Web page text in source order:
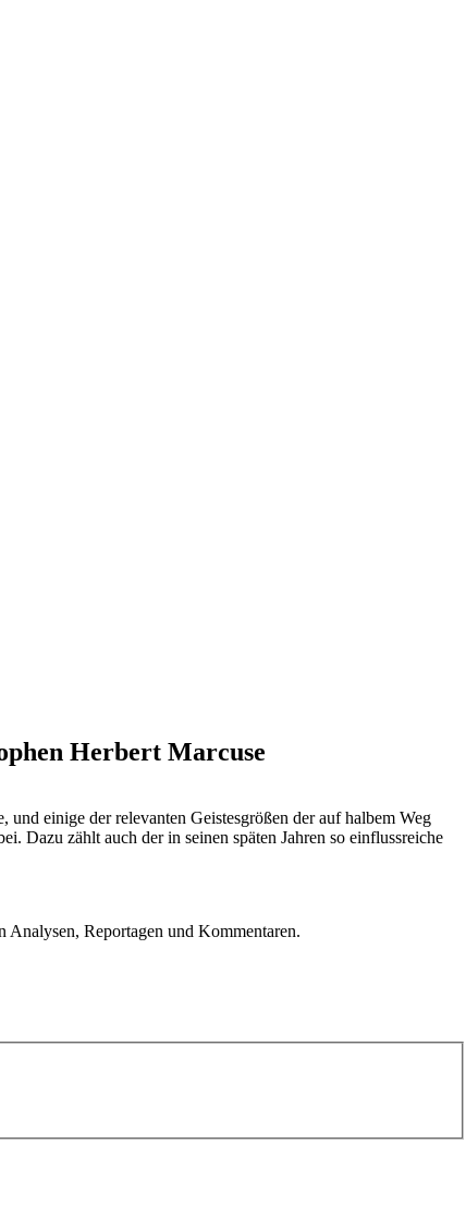
Herbert Marcuse
einige der relevanten Geistesgrößen der auf halbem Weg
Dazu zählt auch der in seinen späten Jahren so einflussreiche
Reportagen und Kommentaren.